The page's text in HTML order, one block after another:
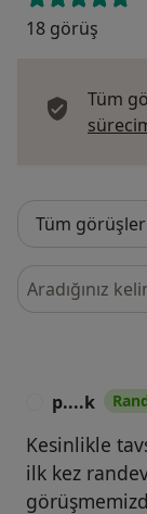
18 görüş
Tüm
Görüşler
p....k
Kesinlikle
ilk kez